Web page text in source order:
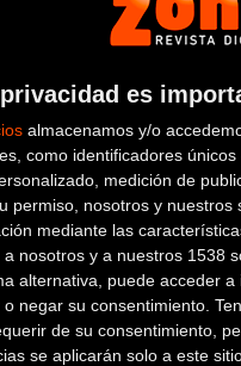
es
almacenamos y/o
como identificadores
medición de
permiso, nosotros y nuestros
mediante las
nosotros y a nuestros 1538
alternativa, puede acceder
negar su consentimiento.
de su consentimiento,
se aplicarán solo a este